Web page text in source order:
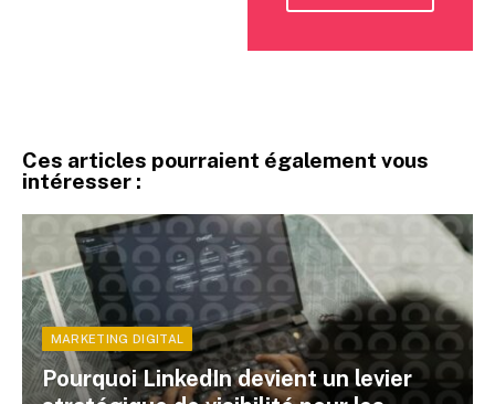
Ces articles pourraient également vous
intéresser :
MARKETING DIGITAL
Pourquoi LinkedIn devient un levier